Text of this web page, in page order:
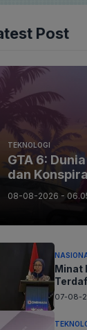
Post
TEKNOLOGI
GTA 6:
dan
08-08-2026 -
Minat
07-08-